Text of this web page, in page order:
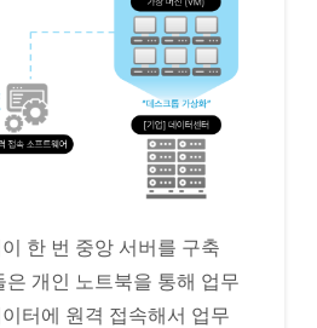
한 번 중앙 서버를 구축
개인 노트북을 통해 업무
터에 원격 접속해서 업무